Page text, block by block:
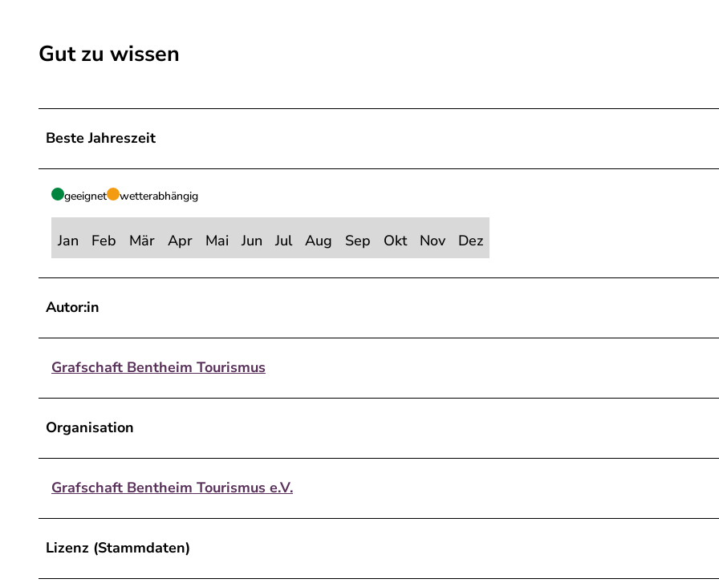
Gut zu wissen
Beste Jahreszeit
geeignet wetterabhängig
Jan Feb Mär Apr Mai Jun Jul Aug Sep Okt Nov Dez
Autor:in
Grafschaft Bentheim Tourismus
Organisation
Grafschaft Bentheim Tourismus e.V.
Lizenz (Stammdaten)